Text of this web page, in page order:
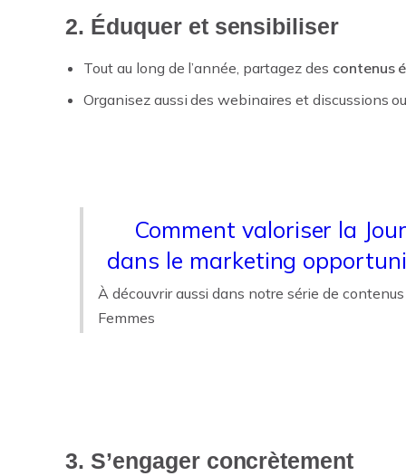
2. Éduquer et sensibiliser
Tout au long de l’année, partagez des contenus
Organisez aussi des webinaires et discussions
Comment valoriser la
dans le marketing
À découvrir aussi dans notre série de
Femmes
3. S’engager concrètement